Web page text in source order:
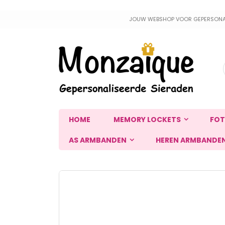
inhoud
JOUW WEBSHOP VOOR
HOME MEMORY LOCKETS
AS ARMBANDEN HEREN
Ga